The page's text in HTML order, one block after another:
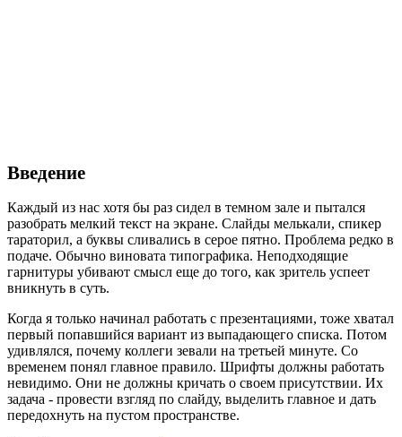
Введение
Каждый из нас хотя бы раз сидел в темном зале и пытался
разобрать мелкий текст на экране. Слайды мелькали, спикер
тараторил, а буквы сливались в серое пятно. Проблема редко в
подаче. Обычно виновата типографика. Неподходящие
гарнитуры убивают смысл еще до того, как зритель успеет
вникнуть в суть.
Когда я только начинал работать с презентациями, тоже хватал
первый попавшийся вариант из выпадающего списка. Потом
удивлялся, почему коллеги зевали на третьей минуте. Со
временем понял главное правило. Шрифты должны работать
невидимо. Они не должны кричать о своем присутствии. Их
задача - провести взгляд по слайду, выделить главное и дать
передохнуть на пустом пространстве.